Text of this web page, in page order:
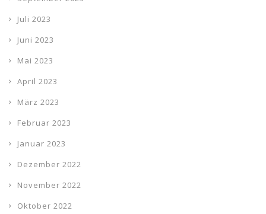
Juli 2023
Juni 2023
Mai 2023
April 2023
März 2023
Februar 2023
Januar 2023
Dezember 2022
November 2022
Oktober 2022